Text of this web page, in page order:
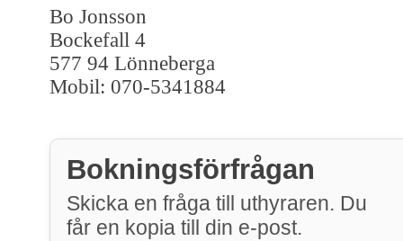
Bo Jonsson
Bockefall 4
577 94 Lönneberga
Mobil: 070-5341884
Bokningsförfrågan
Skicka en fråga till uthyraren. Du
får en kopia till din e-post.